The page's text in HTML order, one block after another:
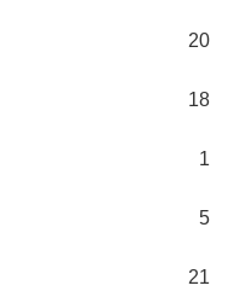
20
18
1
5
21